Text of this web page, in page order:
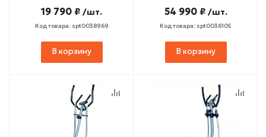
19 790 ₽ /шт.
Код товара: spt0038969
В корзину
54 990 ₽ /шт.
Код товара: spt0036105
В корзину